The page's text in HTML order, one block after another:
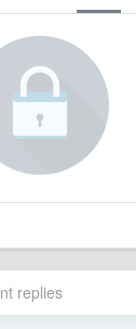
replies